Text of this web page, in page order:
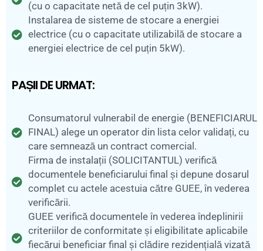
(cu o capacitate netă de cel puțin 3kW).
Instalarea de sisteme de stocare a energiei
electrice (cu o capacitate utilizabilă de stocare a
energiei electrice de cel puțin 5kW).
PAȘII DE URMAT:
Consumatorul vulnerabil de energie (BENEFICIARUL
FINAL) alege un operator din lista celor validați, cu
care semnează un contract comercial.
Firma de instalații (SOLICITANTUL) verifică
documentele beneficiarului final și depune dosarul
complet cu actele acestuia către GUEE, în vederea
verificării.
GUEE verifică documentele în vederea îndeplinirii
criteriilor de conformitate și eligibilitate aplicabile
fiecărui beneficiar final și clădire rezidențială vizată